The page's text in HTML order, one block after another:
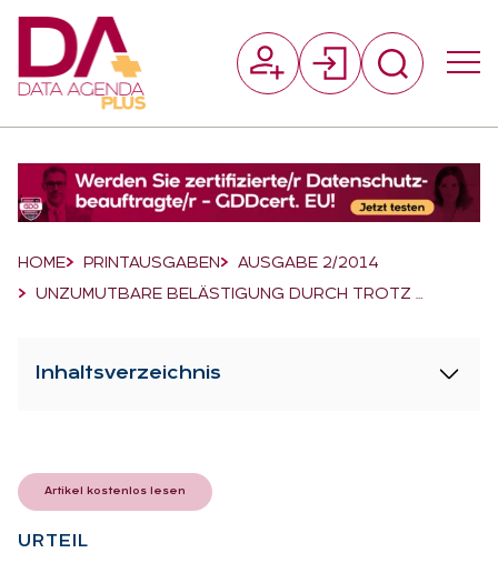
Breadcrumb-Navigation
HOME PRINTAUSGABEN
AUSGABE 2/2014
UNZUMUTBARE BELÄSTIGUNG DURCH TROTZ …
Inhaltsverzeichnis
Artikel kostenlos lesen
UR­TEIL